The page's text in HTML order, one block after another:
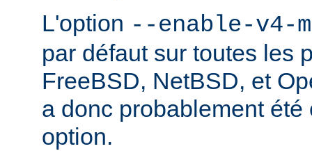
L'option --enable-v4-
par défaut sur toutes les
FreeBSD, NetBSD, et
a donc probablement
option.